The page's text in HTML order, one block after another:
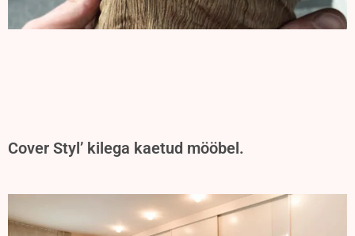
Cover Styl’ kilega kaetud mööbel.